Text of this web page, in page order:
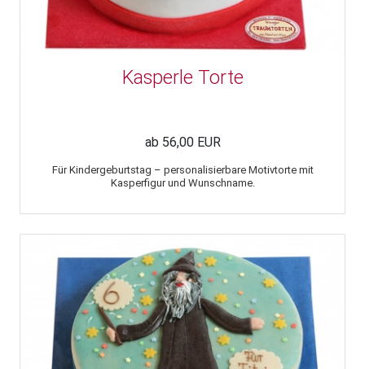
Kasperle Torte
ab 56,00 EUR
Für Kindergeburtstag – personalisierbare Motivtorte mit
Kasperfigur und Wunschname.